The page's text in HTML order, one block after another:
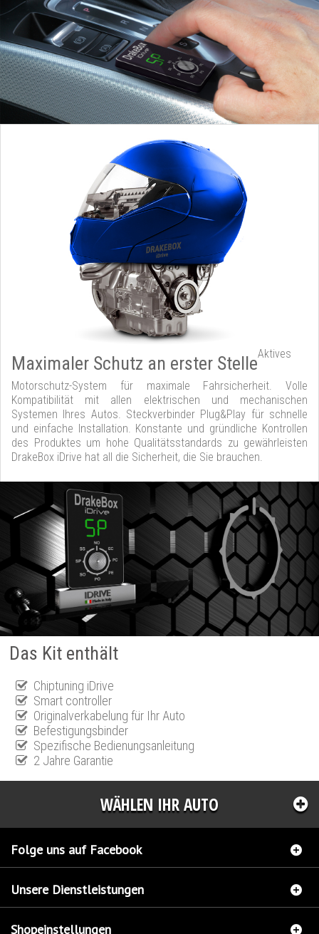
Maximaler Schutz an erster StelleAktives
Motorschutz-System für maximale Fahrsicherheit. Volle
Kompatibilität mit allen elektrischen und mechanischen
Systemen Ihres Autos. Steckverbinder Plug&Play für schnelle
und einfache Installation. Konstante und gründliche Kontrollen
des Produktes um hohe Qualitätsstandards zu gewährleisten
DrakeBox iDrive hat all die Sicherheit, die Sie brauchen.
Das Kit enthält
Chiptuning iDrive
Smart controller
Originalverkabelung für Ihr Auto
Befestigungsbinder
Spezifische Bedienungsanleitung
2 Jahre Garantie
WÄHLEN IHR AUTO
Folge uns auf Facebook
Unsere Dienstleistungen
Shopeinstellungen